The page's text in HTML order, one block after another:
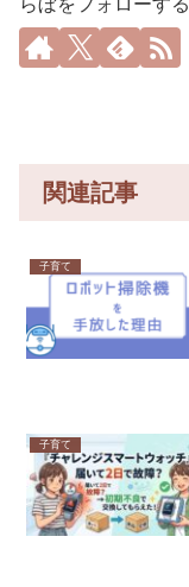
らぼをフォローする
関連記事
子育て
子育て